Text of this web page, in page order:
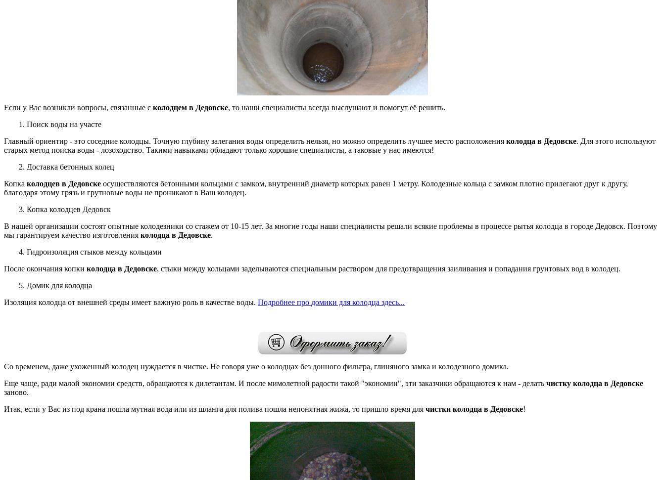
Если у Вас возникли вопросы, связанные с колодцем в Дедовске, то наши специалисты всегда выслушают и помогут её решить.
1. Поиск воды на участе
Главный ориентир - это соседние колодцы. Точную глубину залегания воды определить нельзя, но можно определить лучшее место расположения колодца в Дедовске. Для этого используют
старых метод поиска воды - лозоходство. Такими навыками обладают только хорошие специалисты, а таковые у нас имеются!
2. Доставка бетонных колец
Копка колодцев в Дедовске осуществляются бетонными кольцами с замком, внутренний диаметр которых равен 1 метру. Колодезные кольца с замком плотно прилегают друг к другу,
благодаря этому грязь и грутновые воды не проникают в Ваш колодец.
3. Копка колодцев Дедовск
В нашей организации состоят опытные колодезники со стажем от 10-15 лет. За многие годы наши специалисты решали всякие проблемы в процессе рытья колодца в городе Дедовск. Поэтому
мы гарантируем качество изготовления колодца в Дедовске.
4. Гидроизоляция стыков между кольцами
После окончания копки колодца в Дедовске, стыки между кольцами заделываются специальным раствором для предотвращения заиливания и попадания грунтовых вод в колодец.
5. Домик для колодца
Изоляция колодца от внешней среды имеет важную роль в качестве воды. Подробнее про домики для колодца здесь...
Со временем, даже ухоженный колодец нуждается в чистке. Не говоря уже о колодцах без донного фильтра, глиняного замка и колодезного домика.
Еще чаще, ради малой экономии средств, обращаются к дилетантам. И после мимолетной радости такой "экономии", эти заказчики обращаются к нам - делать чистку колодца в Дедовске
заново.
Итак, если у Вас из под крана пошла мутная вода или из шланга для полива пошла непонятная жижа, то пришло время для чистки колодца в Дедовске!